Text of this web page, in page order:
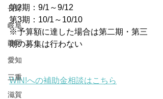
長野
岐阜
静岡
愛知
三重
滋賀
第2期：9/1～9/12
第3期：10/1～10/10
※予算額に達した場合は第二期・第三
期の募集は行わない
WIN!への補助金相談はこちら